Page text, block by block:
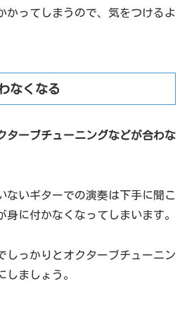
かってしまうので、気をつけるよ
なくなる
ターブチューニングなどが合わな
ないギターでの演奏は下手に聞こ
身に付かなくなってしまいます。
しっかりとオクターブチューニン
しましょう。